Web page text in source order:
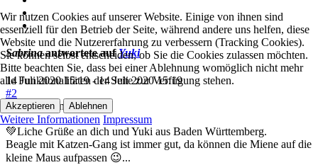
Sabrinaantwortete aufYuki
14 Juli 2020 15:19-14 Juli 2020 15:19
#2
HalliHallo Ingrid,
💚Liche Grüße an dich und Yuki aus Baden Württemberg.
Beagle mit Katzen-Gang ist immer gut, da können die Miene auf die
kleine Maus aufpassen 😉...
Wir nutzen Cookies auf unserer Website. Einige von ihnen sind
essenziell für den Betrieb der Seite, während andere uns helfen, diese
Website und die Nutzererfahrung zu verbessern (Tracking Cookies).
Sie können selbst entscheiden, ob Sie die Cookies zulassen möchten.
Bitte beachten Sie, dass bei einer Ablehnung womöglich nicht mehr
alle Funktionalitäten der Seite zur Verfügung stehen.
Akzeptieren Ablehnen
Weitere Informationen Impressum